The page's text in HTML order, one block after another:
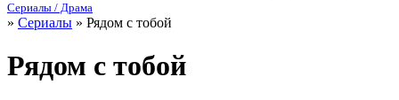
Сериалы / Драма
» Сериалы » Рядом с тобой
Рядом с тобой